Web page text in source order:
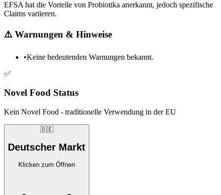
EFSA hat die Vorteile von Probiotika anerkannt, jedoch spezifische
Claims variieren.
⚠️ Warnungen & Hinweise
•Keine bedeutenden Warnungen bekannt.
✅
Novel Food Status
Kein Novel Food - traditionelle Verwendung in der EU
🇩🇪
Deutscher Markt
Klicken zum Öffnen